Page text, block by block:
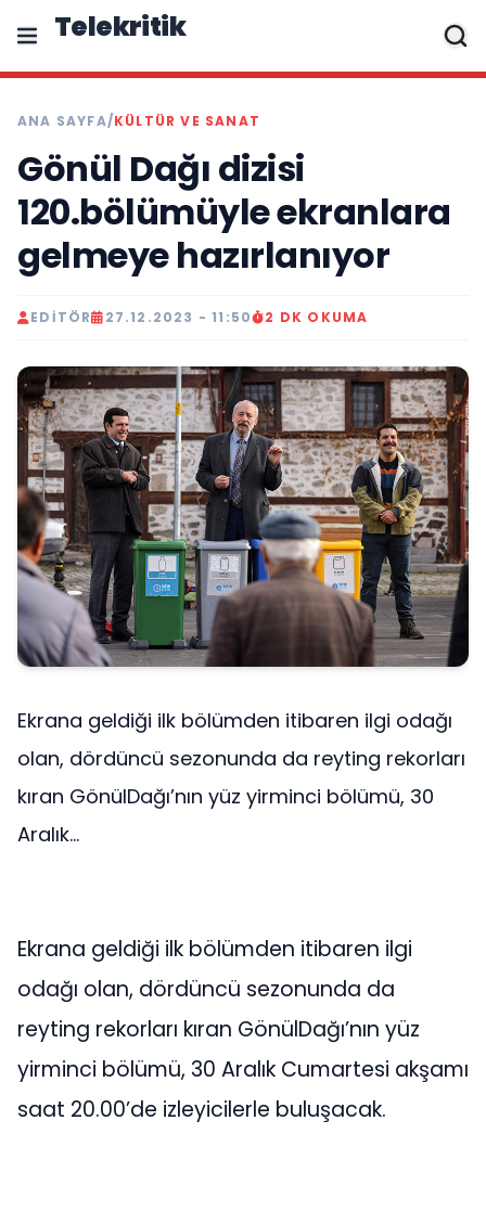
Telekritik
ANA SAYFA/KÜLTÜR VE SANAT
Gönül Dağı dizisi
120.bölümüyle ekranlara
gelmeye hazırlanıyor
EDITÖR 27.12.2023 - 11:50 2 DK OKUMA
Ekrana geldiği ilk bölümden itibaren ilgi odağı
olan, dördüncü sezonunda da reyting rekorları
kıran GönülDağı’nın yüz yirminci bölümü, 30
Aralık...
Ekrana geldiği ilk bölümden itibaren ilgi
odağı olan, dördüncü sezonunda da
reyting rekorları kıran GönülDağı’nın yüz
yirminci bölümü, 30 Aralık Cumartesi akşamı
saat 20.00’de izleyicilerle buluşacak.